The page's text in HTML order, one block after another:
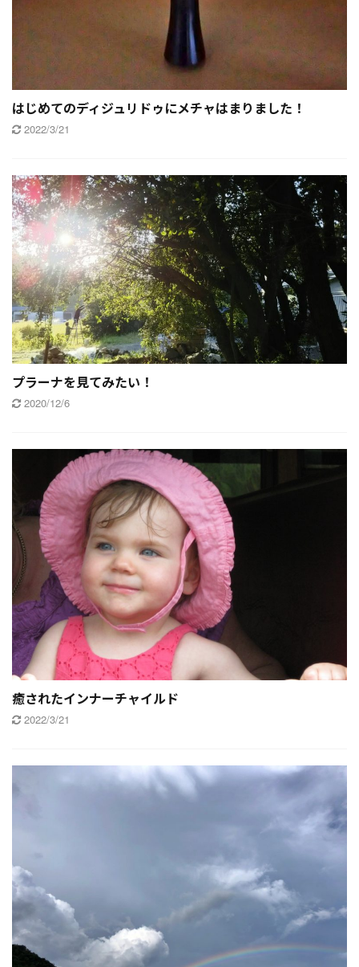
はじめてのディジュリドゥにメチャはまりました！
2022/3/21
プラーナを見てみたい！
2020/12/6
癒されたインナーチャイルド
2022/3/21